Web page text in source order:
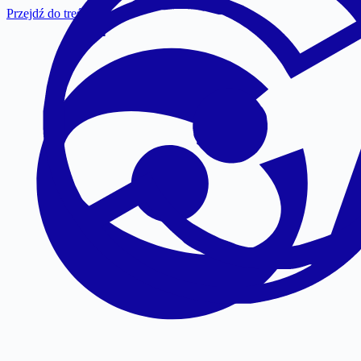
Przejdź do treści